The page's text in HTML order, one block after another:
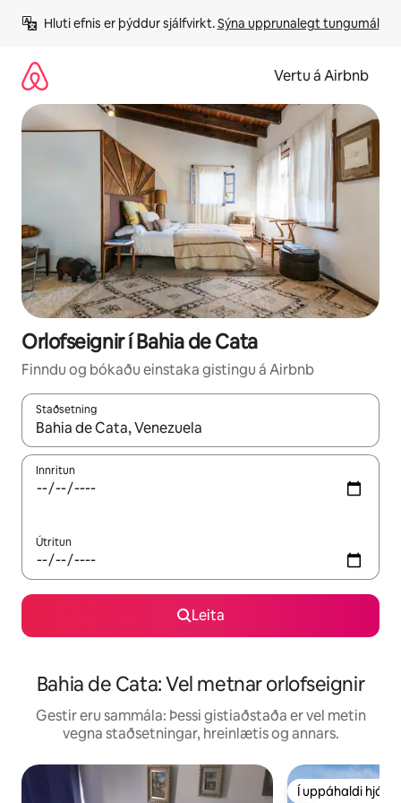
beint
Hluti efnis er þýddur sjálfvirkt. Sýna upprunalegt tungumál
Vertu á Airbnb
Orlofseignir í Bahia de Cata
Finndu og bókaðu einstaka gistingu á Airbnb
Staðsetning
Þegar niðurstöður liggja fyrir skaltu nota upp og niður
Innritun
Útritun
Leita
Bahia de Cata: Vel metnar orlofseignir
Gestir eru sammála: Þessi gistiaðstaða er vel metin
vegna staðsetningar, hreinlætis og annars.
Í uppáhaldi hjá
Í uppáhaldi hjá